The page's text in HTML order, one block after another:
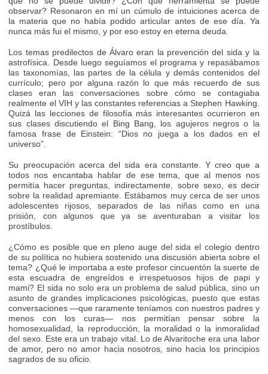
observar? Resonaron en mí un cúmulo de intuiciones acerca de
la materia que no había podido articular antes de ese día. Ya
nunca más fui el mismo, y por eso estoy en eterna deuda.
Los temas predilectos de Álvaro eran la prevención del sida y la
astrofísica. Desde luego seguíamos el programa y repasábamos
las taxonomías, las partes de la célula y demás contenidos del
currículo; pero por alguna razón lo que más recuerdo de sus
clases eran las conversaciones sobre cómo se contagiaba
realmente el VIH y las constantes referencias a Stephen Hawking.
Quizá las lecciones de filosofía más interesantes ocurrieron en
sus clases discutiendo el Bing Bang, los agujeros negros o la
famosa frase de Einstein: “Dios no juega a los dados en el
universo”.
Su preocupación acerca del sida era constante. Y creo que a
todos nos encantaba hablar de ese tema, que al menos nos
permitía hacer preguntas, indirectamente, sobre sexo, es decir
sobre la realidad apremiante. Estábamos muy cerca de ser unos
adolescentes rijosos, separados de las niñas como en una
prisión, con algunos que ya se aventuraban a visitar los
prostíbulos.
¿Cómo es posible que en pleno auge del sida el colegio dentro
de su política no hubiera sostenido una discusión abierta sobre el
tema? ¿Qué le importaba a este profesor cincuentón la suerte de
esta escuadra de engreídos e irrespetuosos hijos de papi y
mami? El sida no solo era un problema de salud pública, sino un
asunto de grandes implicaciones psicológicas, puesto que estas
conversaciones —que raramente teníamos con nuestros padres y
menos con los curas— nos permitían pensar sobre la
homosexualidad, la reproducción, la moralidad o la inmoralidad
del sexo. Este era un trabajo vital. Lo de Alvaritoche era una labor
de amor, pero no amor hacia nosotros, sino hacia los principios
sagrados de su oficio.